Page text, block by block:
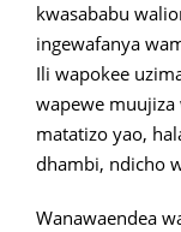
kwasababu
ingewafanya
Ili wapokee
wapewe muujiza
matatizo yao,
dhambi, ndicho
Wanawaendea